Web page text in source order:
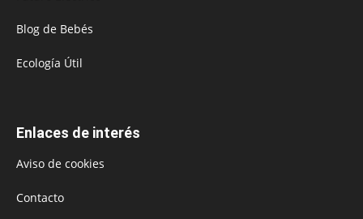
Blog de Bebés
Ecología Útil
Enlaces de interés
Aviso de cookies
Contacto